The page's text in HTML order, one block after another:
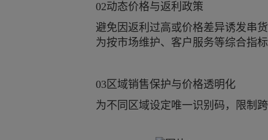
02动态价格与返利政策
避免因返利过高或价格差异诱发串
为按市场维护、客户服务等综合指
03区域销售保护与价格透明化
为不同区域设定唯一识别码，限制